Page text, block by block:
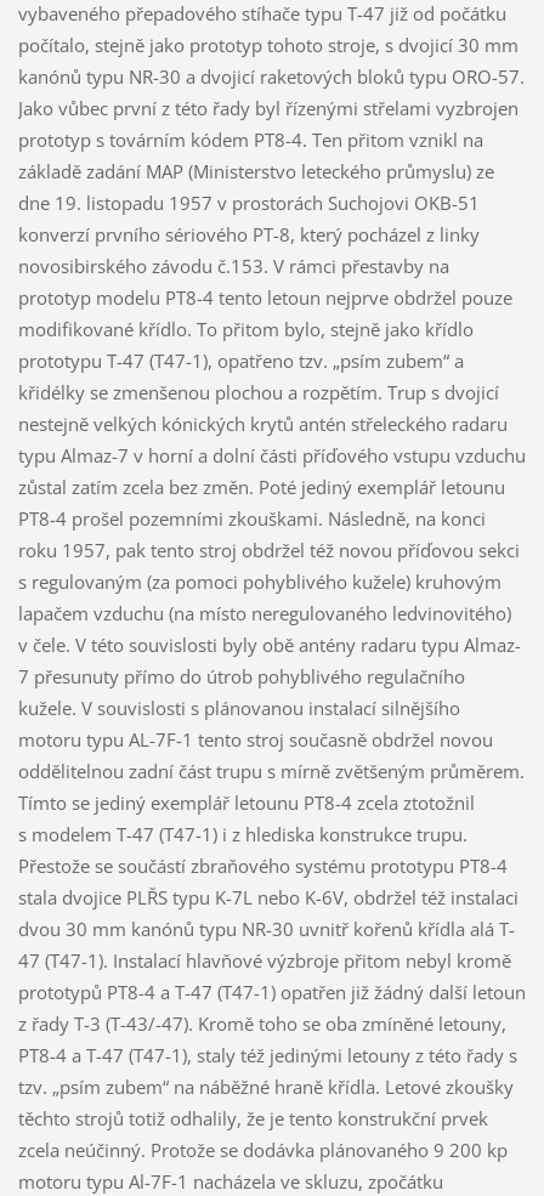
vybaveného přepadového stíhače typu T-47 již od počátku
počítalo, stejně jako prototyp tohoto stroje, s dvojicí 30 mm
kanónů typu NR-30 a dvojicí raketových bloků typu ORO-57.
Jako vůbec první z této řady byl řízenými střelami vyzbrojen
prototyp s továrním kódem PT8-4. Ten přitom vznikl na
základě zadání MAP (Ministerstvo leteckého průmyslu) ze
dne 19. listopadu 1957 v prostorách Suchojovi OKB-51
konverzí prvního sériového PT-8, který pocházel z linky
novosibirského závodu č.153. V rámci přestavby na
prototyp modelu PT8-4 tento letoun nejprve obdržel pouze
modifikované křídlo. To přitom bylo, stejně jako křídlo
prototypu T-47 (T47-1), opatřeno tzv. „psím zubem“ a
křidélky se zmenšenou plochou a rozpětím. Trup s dvojicí
nestejně velkých kónických krytů antén střeleckého radaru
typu Almaz-7 v horní a dolní části příďového vstupu vzduchu
zůstal zatím zcela bez změn. Poté jediný exemplář letounu
PT8-4 prošel pozemními zkouškami. Následně, na konci
roku 1957, pak tento stroj obdržel též novou příďovou sekci
s regulovaným (za pomoci pohyblivého kužele) kruhovým
lapačem vzduchu (na místo neregulovaného ledvinovitého)
v čele. V této souvislosti byly obě antény radaru typu Almaz-
7 přesunuty přímo do útrob pohyblivého regulačního
kužele. V souvislosti s plánovanou instalací silnějšího
motoru typu AL-7F-1 tento stroj současně obdržel novou
oddělitelnou zadní část trupu s mírně zvětšeným průměrem.
Tímto se jediný exemplář letounu PT8-4 zcela ztotožnil
s modelem T-47 (T47-1) i z hlediska konstrukce trupu.
Přestože se součástí zbraňového systému prototypu PT8-4
stala dvojice PLŘS typu K-7L nebo K-6V, obdržel též instalaci
dvou 30 mm kanónů typu NR-30 uvnitř kořenů křídla alá T-
47 (T47-1). Instalací hlavňové výzbroje přitom nebyl kromě
prototypů PT8-4 a T-47 (T47-1) opatřen již žádný další letoun
z řady T-3 (T-43/-47). Kromě toho se oba zmíněné letouny,
PT8-4 a T-47 (T47-1), staly též jedinými letouny z této řady s
tzv. „psím zubem“ na náběžné hraně křídla. Letové zkoušky
těchto strojů totiž odhalily, že je tento konstrukční prvek
zcela neúčinný. Protože se dodávka plánovaného 9 200 kp
motoru typu Al-7F-1 nacházela ve skluzu, zpočátku